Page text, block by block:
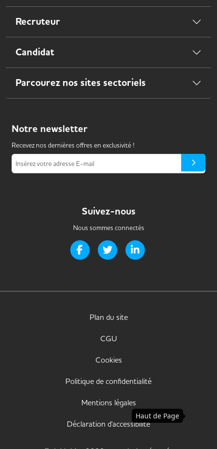
Recruteur
Candidat
Parcourez nos sites sectoriels
Notre newsletter
Recevez nos dernières offres en exclusivité !
Insérez votre adresse E-mail
Suivez-nous
Nous sommes connectés
Page Facebook de Handi-it
Page Twitter de Handi-it
Plan du site
CGU
Cookies
Politique de confidentialité
Mentions légales
Déclaration d'accessibilité
Haut de Page